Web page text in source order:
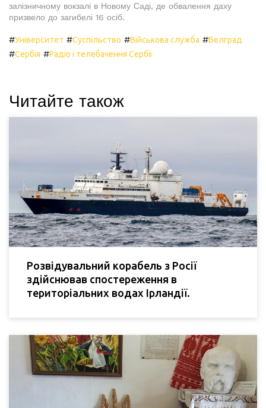
залізничному вокзалі в Новому Саді, де обвалення даху
призвело до загибелі 16 осіб.
#Університет #Суспільство #Військова служба #Белград
#Сербія #Радіо і телебачення Сербії
Читайте також
Розвідувальний корабель з Росії
здійснював спостереження в
територіальних водах Ірландії.